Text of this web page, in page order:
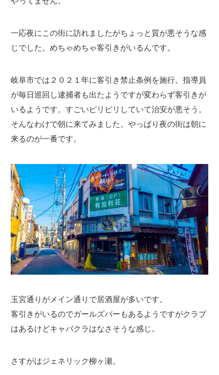
一応夜にこの街に訪れましたがちょっと質が悪そうな感
じでした。めちゃめちゃ客引きがいるんです。
岐阜市では２０２１年に客引き禁止条例を施行。指導員
が毎日巡回し逮捕者も出たようですが変わらず客引きが
いるようです。すごいピリピリしていて治安が悪そう。
そんなわけで朝に来てみました。やっぱり夜の街は朝に
来るのが一番です。
玉宮通りがメイン通りで居酒屋が多いです。
客引きがいるのでガールズバーもあるようですがクラブ
はあるけどキャバクラはなさそうな感じ。
さすがはジェネリック柳ヶ瀬。